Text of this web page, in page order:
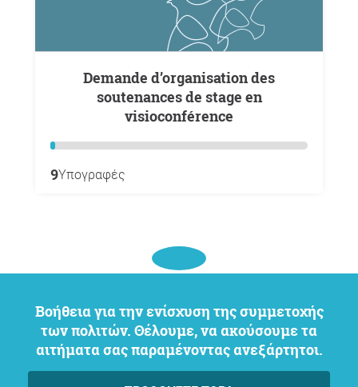
Demande d’organisation des
soutenances de stage en
visioconférence
9Υπογραφές
Βοήθεια για την ενίσχυση της συμμετοχής
των πολιτών. Θέλουμε, να ακούσουμε τα
αιτήματα σας παραμένοντας ανεξάρτητοι.